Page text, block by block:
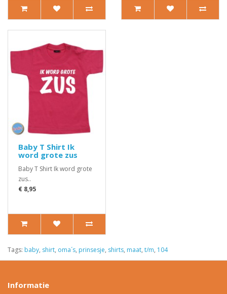
Baby T Shirt Ik
word grote zus
Baby T Shirt Ik word grote
zus..
€ 8,95
Tags: baby, shirt, oma´s, prinsesje, shirts, maat, t/m, 104
Informatie